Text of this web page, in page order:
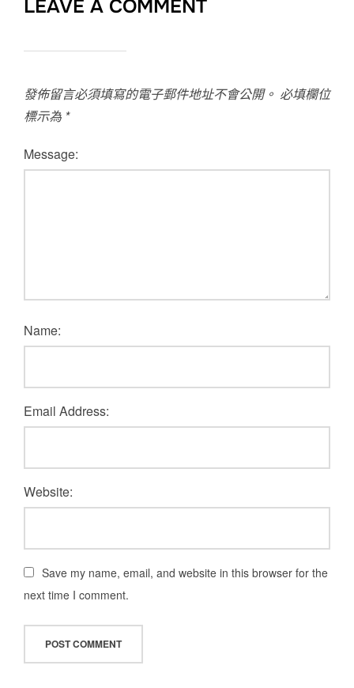
LEAVE A COMMENT
發佈留言必須填寫的電子郵件地址不會公開。 必填欄位
標示為 *
Message:
Name:
Email Address:
Website:
Save my name, email, and website in this browser for the
next time I comment.